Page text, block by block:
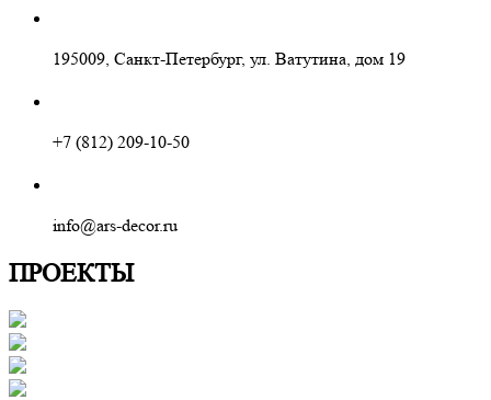
195009, Санкт-Петербург, ул. Ватутина, дом 19
+7 (812) 209-10-50
info@ars-decor.ru
ПРОЕКТЫ